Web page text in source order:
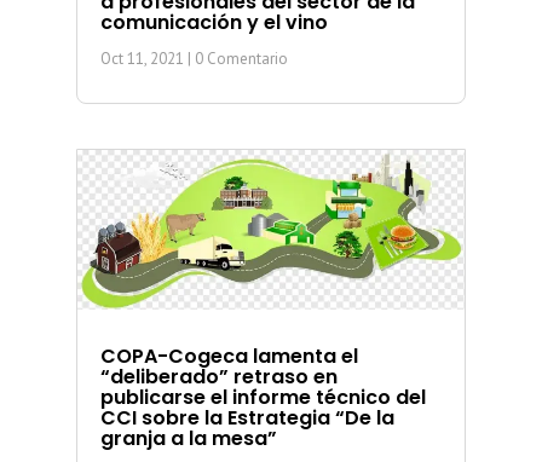
comunicación y el vino
Oct 11, 2021 | 0 Comentario
COPA-Cogeca lamenta el
“deliberado” retraso en
publicarse el informe técnico del
CCI sobre la Estrategia “De la
granja a la mesa”